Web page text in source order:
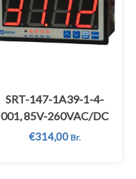
SRT-147-1A39-1-4-
001, 85V-260VAC/DC
€314,00 Br.